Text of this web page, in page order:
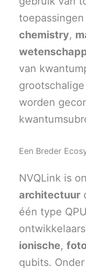
chemistry,
van
grootschalige
worden
Een Breder
NVQLink is
architectuur
één type
ionische,
qubits.